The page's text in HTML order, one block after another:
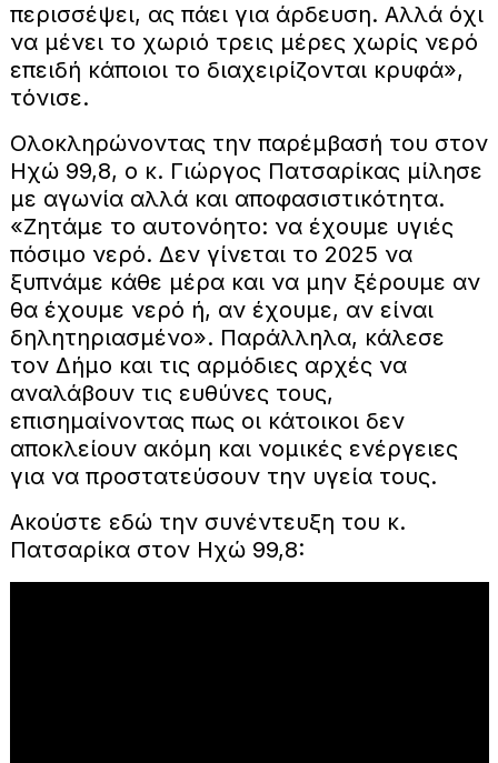
περισσέψει, ας πάει για άρδευση. Αλλά όχι
να μένει το χωριό τρεις μέρες χωρίς νερό
επειδή κάποιοι το διαχειρίζονται κρυφά»,
τόνισε.
Ολοκληρώνοντας την παρέμβασή του στον
Ηχώ 99,8, ο κ. Γιώργος Πατσαρίκας μίλησε
με αγωνία αλλά και αποφασιστικότητα.
«Ζητάμε το αυτονόητο: να έχουμε υγιές
πόσιμο νερό. Δεν γίνεται το 2025 να
ξυπνάμε κάθε μέρα και να μην ξέρουμε αν
θα έχουμε νερό ή, αν έχουμε, αν είναι
δηλητηριασμένο». Παράλληλα, κάλεσε
τον Δήμο και τις αρμόδιες αρχές να
αναλάβουν τις ευθύνες τους,
επισημαίνοντας πως οι κάτοικοι δεν
αποκλείουν ακόμη και νομικές ενέργειες
για να προστατεύσουν την υγεία τους.
Ακούστε εδώ την συνέντευξη του κ.
Πατσαρίκα στον Ηχώ 99,8: